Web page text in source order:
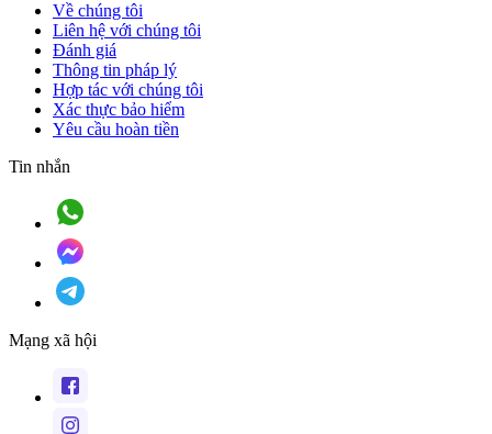
Về chúng tôi
Liên hệ với chúng tôi
Đánh giá
Thông tin pháp lý
Hợp tác với chúng tôi
Xác thực bảo hiểm
Yêu cầu hoàn tiền
Tin nhắn
Mạng xã hội